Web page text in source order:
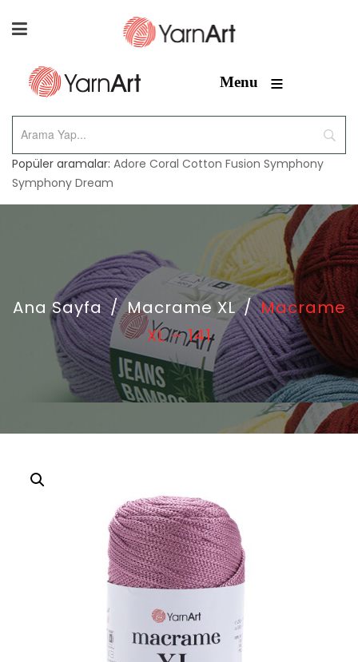
Menu ≡
Popüler aramalar: Adore Coral Cotton Fusion Symphony
Symphony Dream
Ana Sayfa / Macrame XL / Macrame
XL – 141